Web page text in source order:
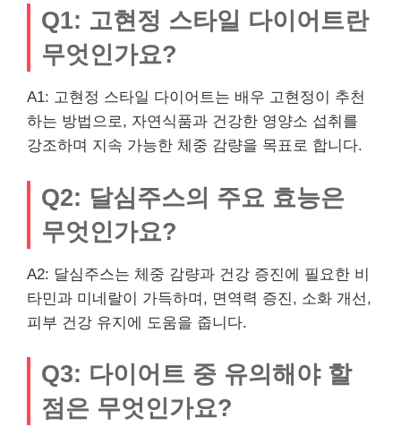
Q1: 고현정 스타일 다이어트란
무엇인가요?
A1: 고현정 스타일 다이어트는 배우 고현정이 추천
하는 방법으로, 자연식품과 건강한 영양소 섭취를
강조하며 지속 가능한 체중 감량을 목표로 합니다.
Q2: 달심주스의 주요 효능은
무엇인가요?
A2: 달심주스는 체중 감량과 건강 증진에 필요한 비
타민과 미네랄이 가득하며, 면역력 증진, 소화 개선,
피부 건강 유지에 도움을 줍니다.
Q3: 다이어트 중 유의해야 할
점은 무엇인가요?